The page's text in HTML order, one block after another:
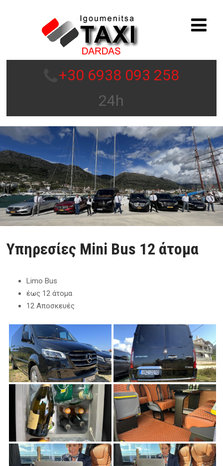
+30 6938 093 258
24h
Υπηρεσίες Mini Bus 12 άτομα
Limo Bus
έως 12 άτομα
12 Αποσκευές